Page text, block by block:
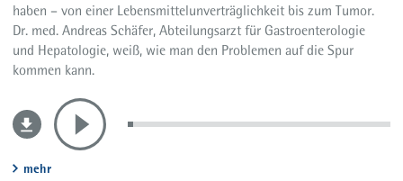
haben – von einer Lebensmittelunverträglichkeit bis zum Tumor.
Dr. med. Andreas Schäfer, Abteilungsarzt für Gastroenterologie
und Hepatologie, weiß, wie man den Problemen auf die Spur
kommen kann.
mehr